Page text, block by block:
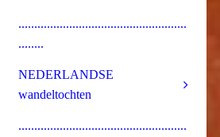
.....................................................
........
NEDERLANDSE
wandeltochten
.....................................................